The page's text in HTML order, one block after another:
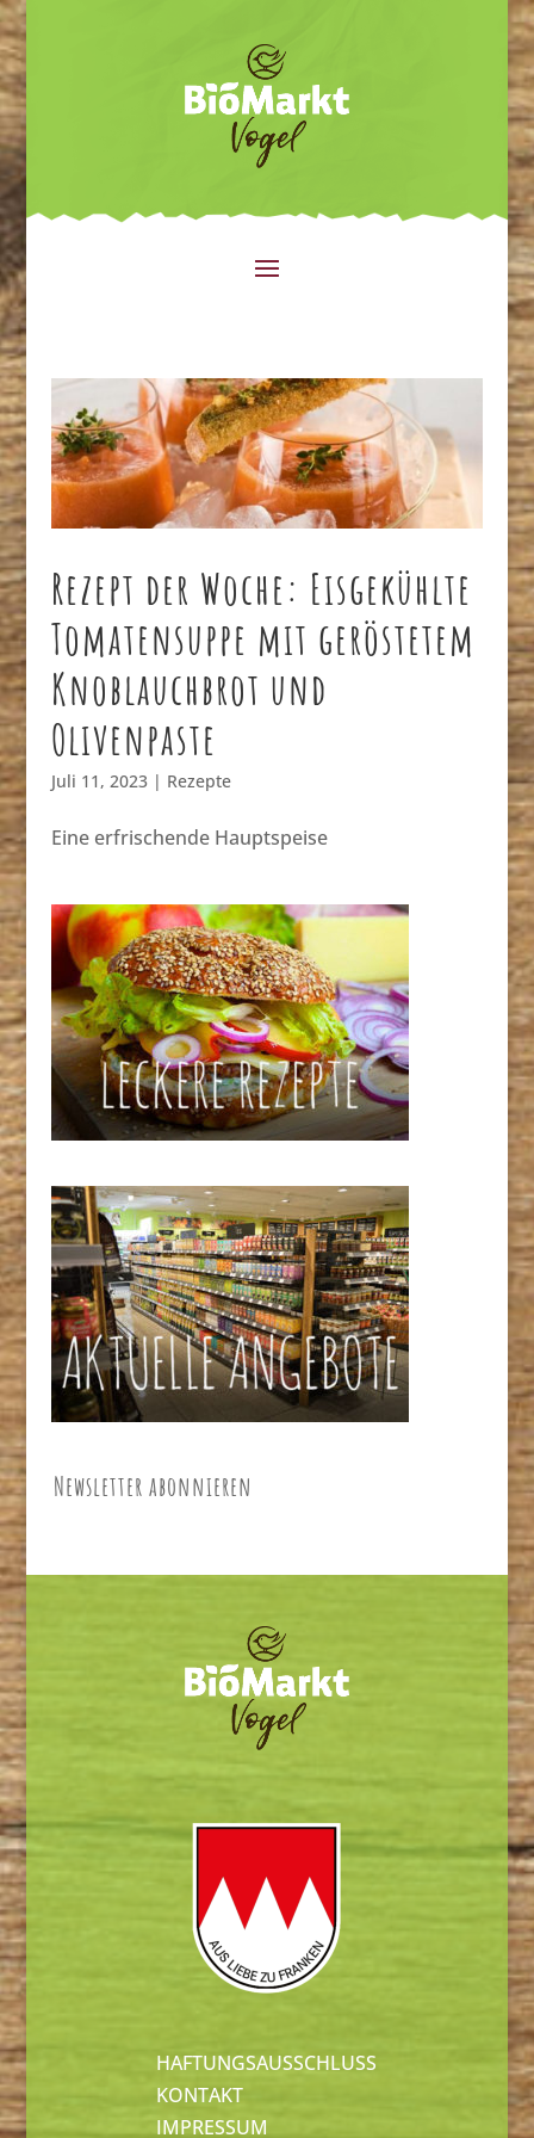
Rezept der Woche: Eisgekühlte
Tomatensuppe mit geröstetem
Knoblauchbrot und
Olivenpaste
Juli 11, 2023| Rezepte
Eine erfrischende Hauptspeise
Newsletter abonnieren
HAFTUNGSAUSSCHLUSS
KONTAKT
IMPRESSUM